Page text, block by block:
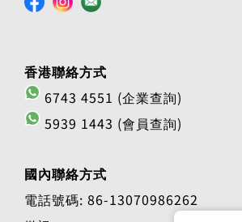
香港聯絡方式
6743 4551 (企業查詢)
5939 1443 (會員查詢)
國內聯絡方式
電話號碼: 86-13070986262